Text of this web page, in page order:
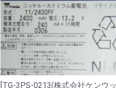
[TG-3PS-0213(株式会社ケンウッ